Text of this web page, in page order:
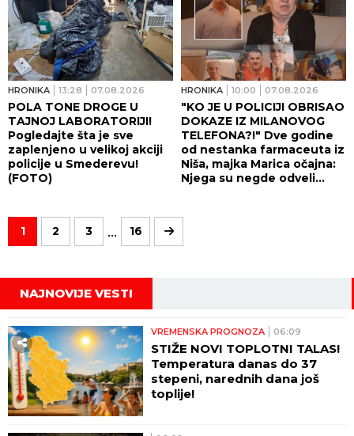
HRONIKA 13:28 07.08.2026
POLA TONE DROGE U
TAJNOJ LABORATORIJI!
Pogledajte šta je sve
zaplenjeno u velikoj akciji
policije u Smederevu!
(FOTO)
HRONIKA 10:00 07.08.2026
"KO JE U POLICIJI OBRISAO
DOKAZE IZ MILANOVOG
TELEFONA?!" Dve godine
od nestanka farmaceuta iz
Niša, majka Marica očajna:
Njega su negde odveli...
1 2 3 ... 16
NAJNOVIJE VESTI
VREMENSKA PROGNOZA 06:09
STIŽE NOVI TOPLOTNI TALAS!
Temperatura danas do 37
stepeni, narednih dana još
toplije!